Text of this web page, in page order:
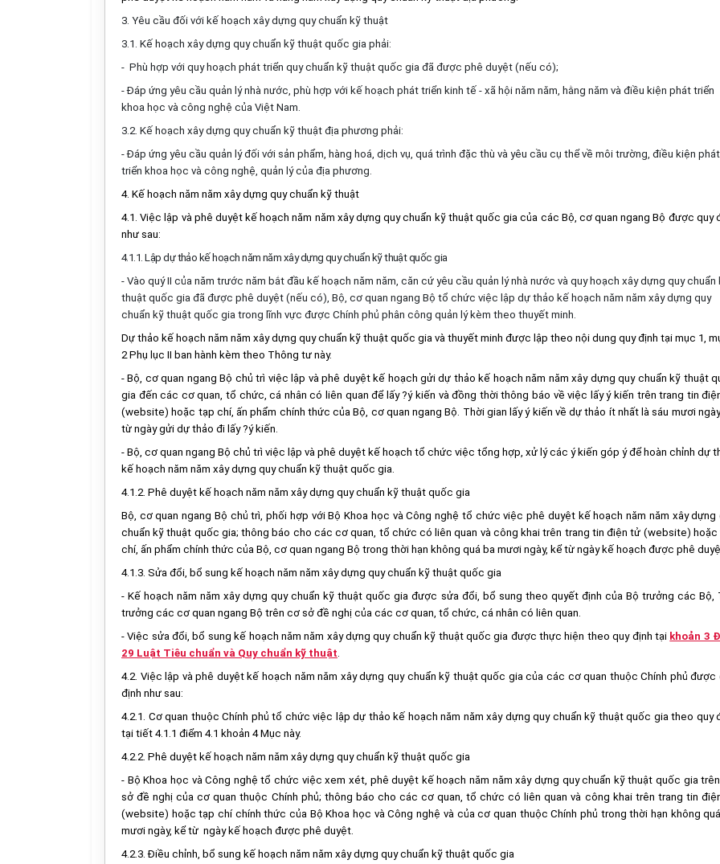
3. Yêu cầu đối với kế hoạch xây dựng quy chuẩn kỹ thuật
3.1. Kế hoạch xây dựng quy chuẩn kỹ thuật quốc gia phải:
- Phù hợp với quy hoạch phát triển quy chuẩn kỹ thuật quốc gia đã được phê duyệt (nếu có);
- Đáp ứng yêu cầu quản lý nhà nước, phù hợp với kế hoạch phát triển kinh tế - xã hội năm năm, hằng năm và điều kiện phát triển
khoa học và công nghệ của Việt Nam.
3.2. Kế hoạch xây dựng quy chuẩn kỹ thuật địa phương phải:
- Đáp ứng yêu cầu quản lý đối với sản phẩm, hàng hoá, dịch vụ, quá trình đặc thù và yêu cầu cụ thể về môi trường, điều kiện phát
triển khoa học và công nghệ, quản lý của địa phương.
4. Kế hoạch năm năm xây dựng quy chuẩn kỹ thuật
4.1. Việc lập và phê duyệt kế hoạch năm năm xây dựng quy chuẩn kỹ thuật quốc gia của các Bộ, cơ quan ngang Bộ được quy
như sau:
4.1.1. Lập dự thảo kế hoạch năm năm xây dựng quy chuẩn kỹ thuật quốc gia
- Vào quý II của năm trước năm bắt đầu kế hoạch năm năm, căn cứ yêu cầu quản lý nhà nước và quy hoạch xây dựng quy chuẩn
thuật quốc gia đã được phê duyệt (nếu có), Bộ, cơ quan ngang Bộ tổ chức việc lập dự thảo kế hoạch năm năm xây dựng quy
chuẩn kỹ thuật quốc gia trong lĩnh vực được Chính phủ phân công quản lý kèm theo thuyết minh.
Dự thảo kế hoạch năm năm xây dựng quy chuẩn kỹ thuật quốc gia và thuyết minh được lập theo nội dung quy định tại mục 1,
2 Phụ lục II ban hành kèm theo Thông tư này.
- Bộ, cơ quan ngang Bộ chủ trì việc lập và phê duyệt kế hoạch gửi dự thảo kế hoạch năm năm xây dựng quy chuẩn kỹ thuật
gia đến các cơ quan, tổ chức, cá nhân có liên quan để lấy ?ý kiến và đồng thời thông báo về việc lấy ý kiến trên trang tin
(website) hoặc tạp chí, ấn phẩm chính thức của Bộ, cơ quan ngang Bộ. Thời gian lấy ý kiến về dự thảo ít nhất là sáu mươi
từ ngày gửi dự thảo đi lấy ?ý kiến.
- Bộ, cơ quan ngang Bộ chủ trì việc lập và phê duyệt kế hoạch tổ chức việc tổng hợp, xử lý các ý kiến góp ý để hoàn chỉnh dự
kế hoạch năm năm xây dựng quy chuẩn kỹ thuật quốc gia.
4.1.2. Phê duyệt kế hoạch năm năm xây dựng quy chuẩn kỹ thuật quốc gia
Bộ, cơ quan ngang Bộ chủ trì, phối hợp với Bộ Khoa học và Công nghệ tổ chức việc phê duyệt kế hoạch năm năm xây dựng
chuẩn kỹ thuật quốc gia; thông báo cho các cơ quan, tổ chức có liên quan và công khai trên trang tin điện tử (website) hoặc
chí, ấn phẩm chính thức của Bộ, cơ quan ngang Bộ trong thời hạn không quá ba mươi ngày, kể từ ngày kế hoạch được phê
4.1.3. Sửa đổi, bổ sung kế hoạch năm năm xây dựng quy chuẩn kỹ thuật quốc gia
- Kế hoạch năm năm xây dựng quy chuẩn kỹ thuật quốc gia được sửa đổi, bổ sung theo quyết định của Bộ trưởng các Bộ,
trưởng các cơ quan ngang Bộ trên cơ sở đề nghị của các cơ quan, tổ chức, cá nhân có liên quan.
- Việc sửa đổi, bổ sung kế hoạch năm năm xây dựng quy chuẩn kỹ thuật quốc gia được thực hiện theo quy định tại khoản 3
29 Luật Tiêu chuẩn và Quy chuẩn kỹ thuật.
4.2. Việc lập và phê duyệt kế hoạch năm năm xây dựng quy chuẩn kỹ thuật quốc gia của các cơ quan thuộc Chính phủ được
định như sau:
4.2.1. Cơ quan thuộc Chính phủ tổ chức việc lập dự thảo kế hoạch năm năm xây dựng quy chuẩn kỹ thuật quốc gia theo quy
tại tiết 4.1.1 điểm 4.1 khoản 4 Mục này.
4.2.2. Phê duyệt kế hoạch năm năm xây dựng quy chuẩn kỹ thuật quốc gia
- Bộ Khoa học và Công nghệ tổ chức việc xem xét, phê duyệt kế hoạch năm năm xây dựng quy chuẩn kỹ thuật quốc gia
sở đề nghị của cơ quan thuộc Chính phủ; thông báo cho các cơ quan, tổ chức có liên quan và công khai trên trang tin
(website) hoặc tạp chí chính thức của Bộ Khoa học và Công nghệ và của cơ quan thuộc Chính phủ trong thời hạn không
mươi ngày, kể từ ngày kế hoạch được phê duyệt.
4.2.3. Điều chỉnh, bổ sung kế hoạch năm năm xây dựng quy chuẩn kỹ thuật quốc gia